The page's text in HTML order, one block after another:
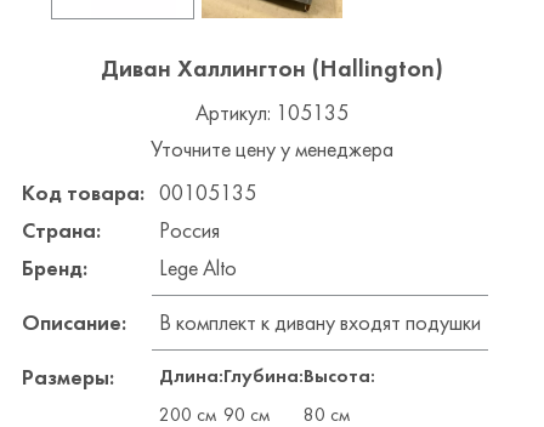
Диван Халлингтон (Hallington)
Артикул: 105135
Уточните цену у менеджера
Код товара:
00105135
Страна:
Россия
Бренд:
Lege Alto
Описание: В комплект к дивану входят подушки
Размеры:
Длина:
200 см
Глубина:
90 см
Высота:
80 см